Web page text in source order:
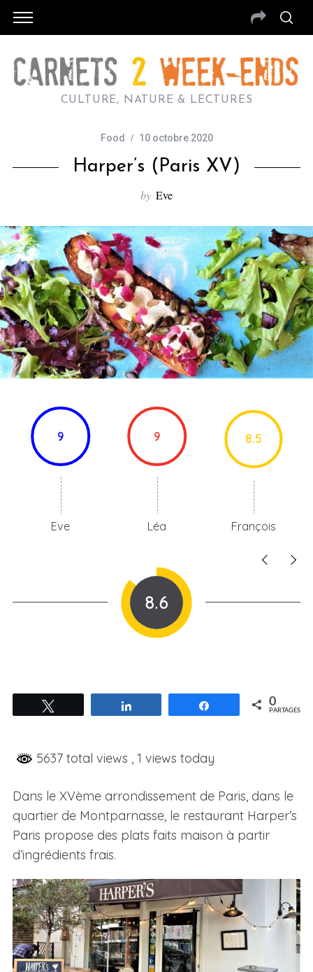
CULTURE, NATURE & LECTURES
Food 10 octobre 2020
Harper’s (Paris XV)
by Eve
9
Eve
9
Léa
8.5
François
8.6
Partagez 0
PARTAGES
5637 total views , 1 views today
Dans le XVème arrondissement de Paris, dans le
quartier de Montparnasse, le restaurant Harper’s
Paris propose des plats faits maison à partir
d’ingrédients frais.